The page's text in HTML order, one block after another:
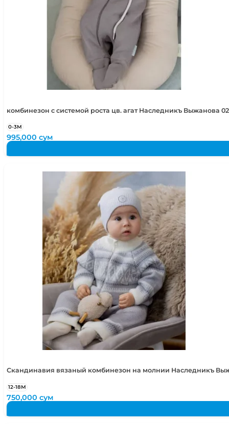
комбинезон с системой роста цв. агат Наследникъ Выжанова
0-3М
995,000сум
Скандинавия вязаный комбинезон на молнии Наследникъ
12-18М
750,000сум